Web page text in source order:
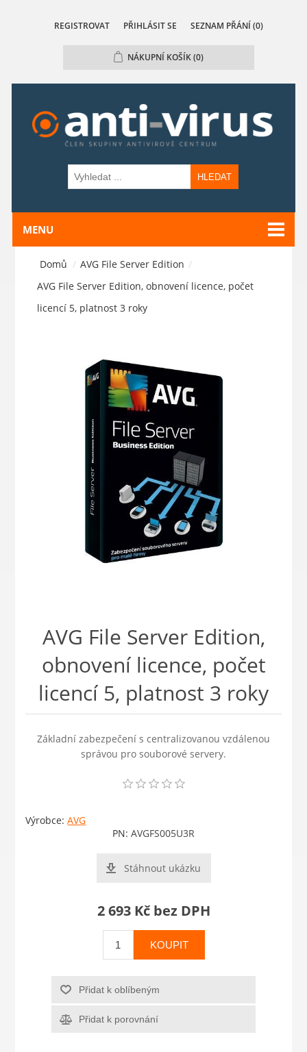
REGISTROVAT PŘIHLÁSIT SE SEZNAM PŘÁNÍ (0)
NÁKUPNÍ KOŠÍK(0)
HLEDAT
MENU
Domů / AVG File Server Edition /
AVG File Server Edition, obnovení licence, počet
licencí 5, platnost 3 roky
AVG File Server Edition,
obnovení licence, počet
licencí 5, platnost 3 roky
Základní zabezpečení s centralizovanou vzdálenou
správou pro souborové servery.
Výrobce: AVG
PN: AVGFS005U3R
Stáhnout ukázku
2 693 Kč bez DPH
KOUPIT
Přidat k oblíbeným
Přidat k porovnání